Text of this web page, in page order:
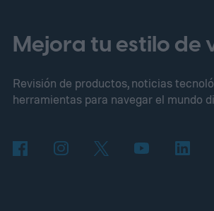
Mejora tu estilo de
Revisión de productos, noticias
herramientas para navegar el mundo